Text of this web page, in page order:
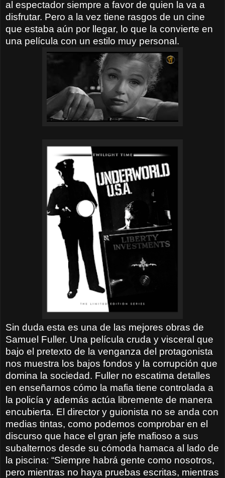
al espectador siempre a favor de quien la va a
disfrutar. Pero a la vez tiene rasgos de un cine
que estaba aún por llegar, lo que la convierte en
una película con un estilo muy personal.
Sin duda esta es una de las mejores obras de
Samuel Fuller. Una película cruda y visceral que
bajo el pretexto de la venganza del protagonista
nos muestra los bajos fondos y la corrupción que
domina la sociedad. Fuller no escatima detalles
en enseñarnos cómo la mafia tiene controlada a
la policía y además actúa libremente de manera
encubierta. El director y guionista no se anda con
medias tintas, como podemos comprobar en el
discurso que hace el gran jefe mafioso a sus
subalternos desde su cómoda hamaca al lado de
la piscina: “Siempre habrá gente como nosotros,
pero mientras no haya pruebas escritas, mientras